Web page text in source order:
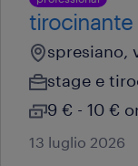
tirocinante
spresiano,
stage e
9 € - 10 €
13 luglio 2026